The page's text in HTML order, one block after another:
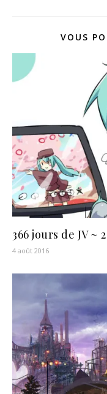
VOUS
366 jours de JV ~
4 août 2016